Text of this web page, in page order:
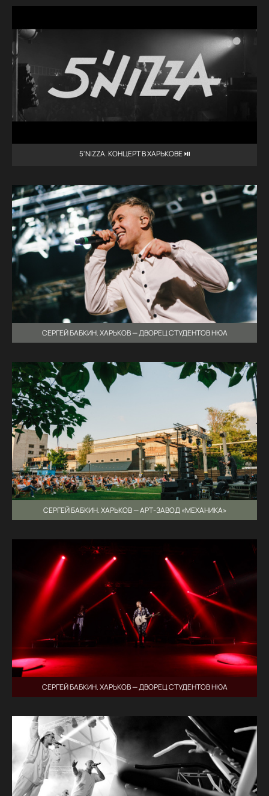
5'NIZZA. КОНЦЕРТ В ХАРЬКОВЕ ⏯
СЕРГЕЙ БАБКИН. ХАРЬКОВ — ДВОРЕЦ СТУДЕНТОВ НЮА
СЕРГЕЙ БАБКИН. ХАРЬКОВ — АРТ-ЗАВОД «МЕХАНИКА»
СЕРГЕЙ БАБКИН. ХАРЬКОВ — ДВОРЕЦ СТУДЕНТОВ НЮА